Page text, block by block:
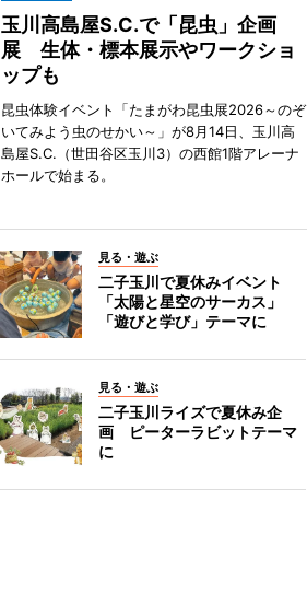
玉川高島屋S.C.で「昆虫」企画
展 生体・標本展示やワークショ
ップも
昆虫体験イベント「たまがわ昆虫展2026～のぞ
いてみよう虫のせかい～」が8月14日、玉川高
島屋S.C.（世田谷区玉川3）の西館1階アレーナ
ホールで始まる。
見る・遊ぶ
二子玉川で夏休みイベント
「太陽と星空のサーカス」
「遊びと学び」テーマに
見る・遊ぶ
二子玉川ライズで夏休み企
画 ピーターラビットテーマ
に